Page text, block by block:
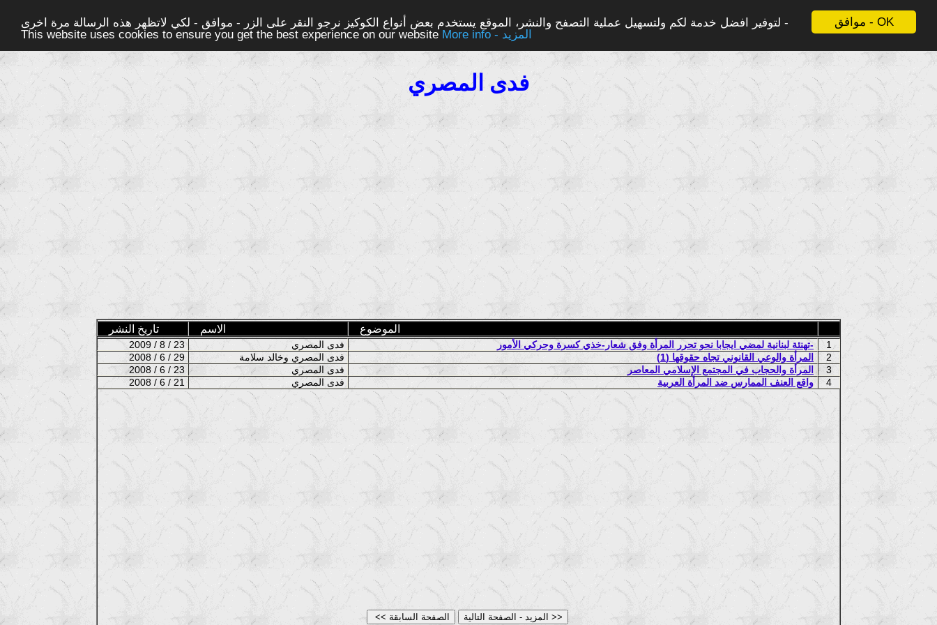
موافق - OK
لتوفير افضل خدمة لكم ولتسهيل عملية التصفح والنشر، الموقع يستخدم بعض أنواع الكوكيز نرجو النقر على الزر - موافق - لكي لاتظهر هذه الرسالة مرة اخرى -
This website uses cookies to ensure you get the best experience on our website
More info - المزيد
فدى المصري
تاريخ النشر الاسم الموضوع
2009 / 8 / 23 تهنئة لبنانية لمضي ايجابا نحو تحرر المرأة وفق شعار-خذي كسرة وحركي الأمور-
1
2008 / 6 / 29
المرأة والوعي القانوني تجاه حقوقها (1)
2
2008 / 6 / 23
المرأة والحجاب في المجتمع الإسلامي المعاصر
3
2008 / 6 / 21
واقع العنف الممارس ضد المرأة العربية 4